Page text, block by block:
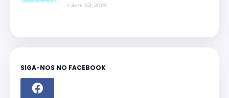
June 03, 2022
SIGA-NOS NO FACEBOOK